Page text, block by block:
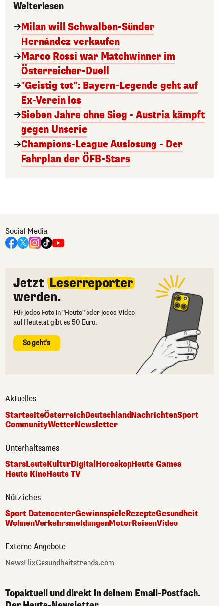
Weiterlesen
Milan will Schwalben-Sünder
Hernández verkaufen
Marco Rossi war Matchwinner im
Österreicher-Duell
"Geistig tot": Bayern-Legende geht auf
Ex-Verein los
Sieben Jahre ohne Sieg - Austria kämpft
gegen Unserie
Champions-League Auslosung - Der
Fahrplan der ÖFB-Stars
Social Media
Jetzt Leserreporter
werden.
Für jedes Foto in "Heute" oder jedes Video
auf Heute.at gibt es 50 Euro.
So geht's
Aktuelles
StartseiteÖsterreichDeutschlandNachrichtenSport
CommunityWetterNewsletter
Unterhaltsames
StarsLeuteKulturDigital HoroskopHeute Games
Heute KinoHeute TV
Nützliches
Sport DatencenterGewinnspieleRezepteGesundheit
WohnenVerkehrsmeldungenMotorReisenVideo
Externe Angebote
NewsFlixGesundheitstrends.com
Topaktuell und direkt in deinem Email-Postfach.